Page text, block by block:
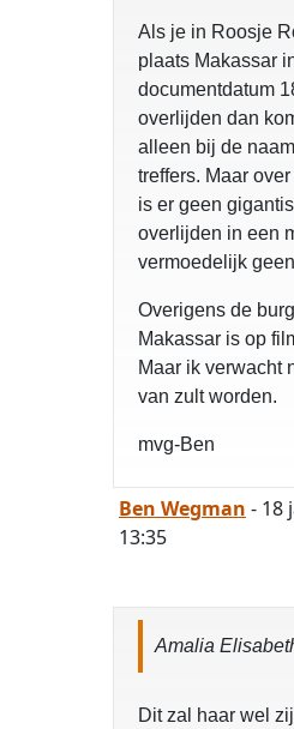
Als je in Roosje
plaats Makassar
documentdatum
overlijden dan
alleen bij de
treffers. Maar
is er geen
overlijden in een
vermoedelijk
Overigens de
Makassar is op
Maar ik verwacht
van zult worden.
mvg-Ben
Ben Wegman - 18
13:35
Amalia
Dit zal haar wel